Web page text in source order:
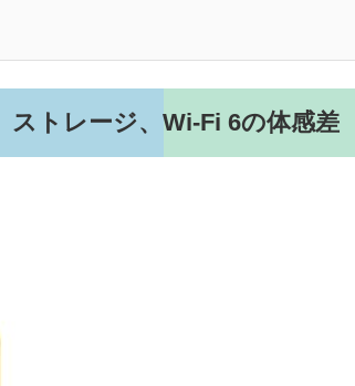
トレージ、Wi‑Fi 6の体感差